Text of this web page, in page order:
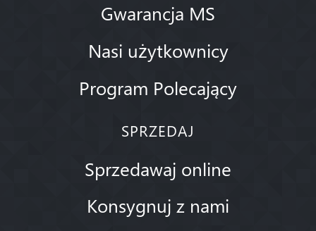
Gwarancja MS
Nasi użytkownicy
Program Polecający
SPRZEDAJ
Sprzedawaj online
Konsygnuj z nami